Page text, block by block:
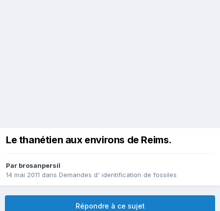
Le thanétien aux environs de Reims.
Par brosanpersil
14 mai 2011 dans Demandes d' identification de fossiles
Répondre à ce sujet